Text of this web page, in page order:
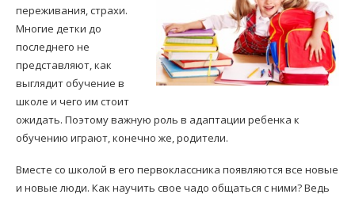
переживания, страхи.
Многие детки до
последнего не
представляют, как
выглядит обучение в
школе и чего им стоит
ожидать. Поэтому важную роль в адаптации ребенка к
обучению играют, конечно же, родители.
Вместе со школой в его первоклассника появляются все новые
и новые люди. Как научить свое чадо общаться с ними? Ведь